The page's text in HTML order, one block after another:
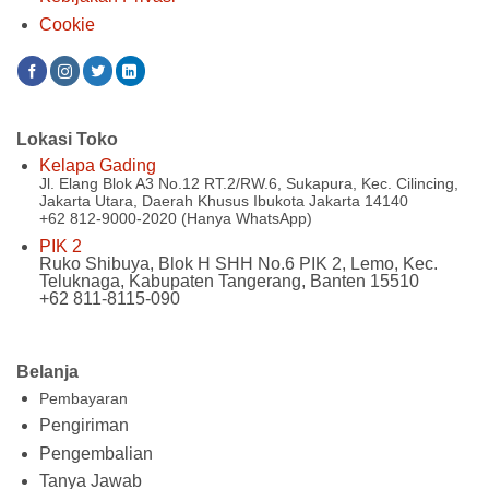
Cookie
Belanja
Pembayaran
Pengiriman
Pengembalian
Tanya Jawab
Lokasi Toko
Kelapa Gading
Jl. Elang Blok A3 No.12 RT.2/RW.6, Sukapura, Kec. Cilincing,
Jakarta Utara, Daerah Khusus Ibukota Jakarta 14140
+62 812-9000-2020 (Hanya WhatsApp)
PIK 2
Ruko Shibuya, Blok H SHH No.6 PIK 2, Lemo, Kec.
Teluknaga, Kabupaten Tangerang, Banten 15510
+62 811-8115-090